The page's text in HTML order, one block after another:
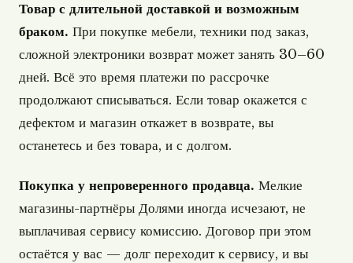
Товар с длительной доставкой и возможным
браком. При покупке мебели, техники под заказ,
сложной электроники возврат может занять 30–60
дней. Всё это время платежи по рассрочке
продолжают списываться. Если товар окажется с
дефектом и магазин откажет в возврате, вы
останетесь и без товара, и с долгом.
Покупка у непроверенного продавца. Мелкие
магазины-партнёры Долями иногда исчезают, не
выплачивая сервису комиссию. Договор при этом
остаётся у вас — долг переходит к сервису, и вы